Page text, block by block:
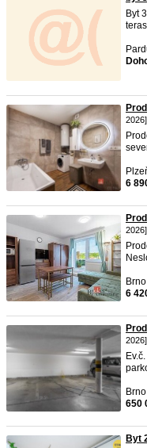
Byt
2026]
6
2026]
6
2026]
650
Byt